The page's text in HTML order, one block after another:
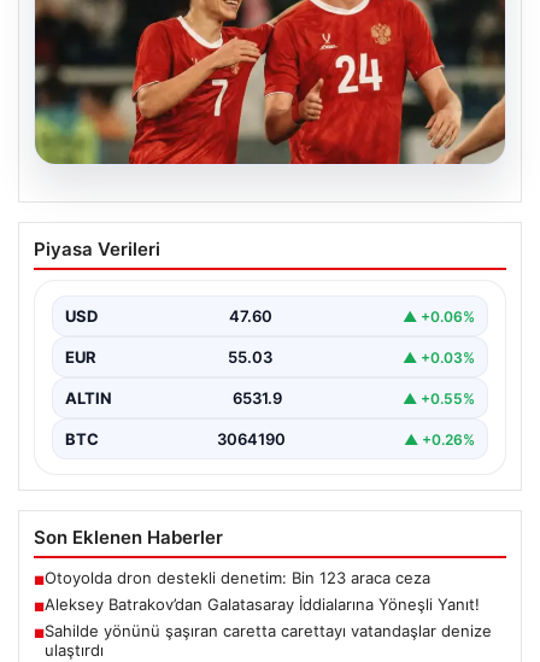
05.08.2026
Aleksey Batrakov’dan Galatasaray
İddialarına Yöneşli Yanıt!
genç futbolcu Aleksey Batrakov, adı Galatasaray ile…
Piyasa Verileri
USD 47.60 ▲ +0.06%
EUR 55.03 ▲ +0.03%
ALTIN 6531.9 ▲ +0.55%
BTC 3064190 ▲ +0.26%
Son Eklenen Haberler
■Otoyolda dron destekli denetim: Bin 123 araca ceza
■Aleksey Batrakov’dan Galatasaray İddialarına Yöneşli Yanıt!
■Sahilde yönünü şaşıran caretta carettayı vatandaşlar denize
ulaştırdı